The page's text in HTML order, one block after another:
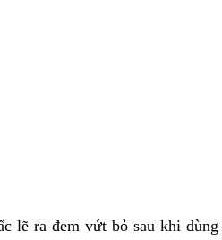
lẽ ra đem vứt bỏ sau khi